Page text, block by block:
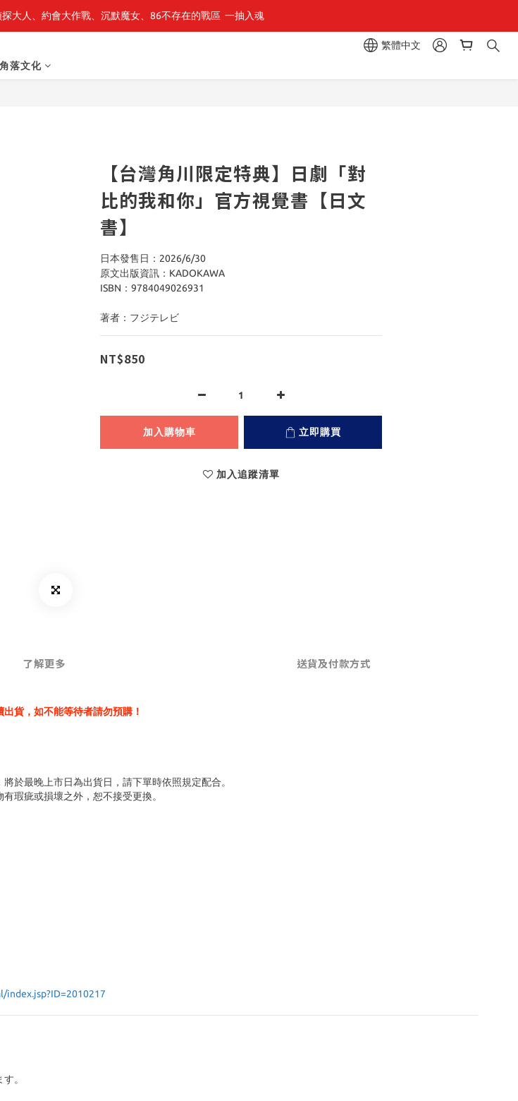
「全知讀者視角」 周邊商品
大人、約會大作戰、沉默魔女、86不存在的戰區  一抽入魂
繁體中文
落文化
【台灣角川限定特典】日劇「對
比的我和你」官方視覺書【日文
書】
日本發售日：2026/6/30
原文出版資訊：KADOKAWA
ISBN：9784049026931
著者：フジテレビ
NT$850
加入購物車 立即購買
加入追蹤清單
了解更多 送貨及付款方式
貨，如不能等待者請勿預購！
於最晚上市日為出貨日，請下單時依照規定配合。
瑕疵或損壞之外，恕不接受更換。
。